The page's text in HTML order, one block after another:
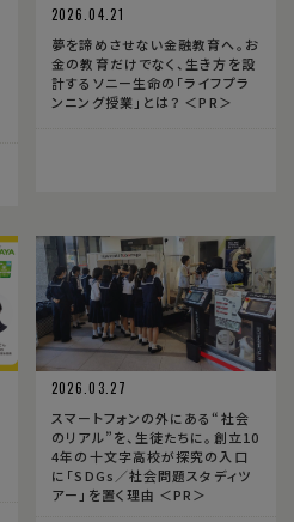
2026.04.21
夢を諦めさせない金融教育へ。お
金の教育だけでなく、生き方を設
計するソニー生命の「ライフプラ
ンニング授業」とは？ ＜PR＞
2026.03.27
スマートフォンの外にある“社会
のリアル”を、生徒たちに。創立10
4年の十文字高校が探究の入口
に「SDGs／社会問題スタディツ
アー」を置く理由 ＜PR＞